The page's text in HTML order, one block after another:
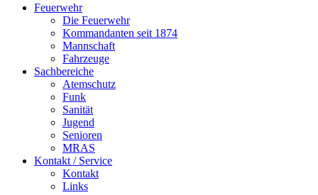
Feuerwehr
Die Feuerwehr
Kommandanten seit 1874
Mannschaft
Fahrzeuge
Sachbereiche
Atemschutz
Funk
Sanität
Jugend
Senioren
MRAS
Kontakt / Service
Kontakt
Links